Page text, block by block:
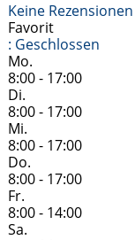
Keine Rezensionen
Favorit
: Geschlossen
Mo.
8:00 - 17:00
Di.
8:00 - 17:00
Mi.
8:00 - 17:00
Do.
8:00 - 17:00
Fr.
8:00 - 14:00
Sa.